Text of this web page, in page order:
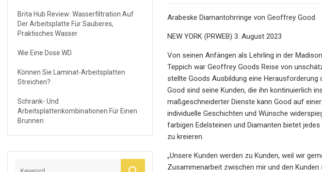
Brita Hub Review: Wasserfiltration Auf
Der Arbeitsplatte Für Sauberes,
Praktisches Wasser
Wie Eine Dose WD
Können Sie Laminat-Arbeitsplatten
Streichen?
Schrank- Und
Arbeitsplattenkombinationen Für Einen
Brunnen
Arabeske Diamantohrringe von Geoffrey Good
NEW YORK (PRWEB) 3. August 2023
Von seinen Anfängen als Lehrling in der
Teppich war Geoffrey Goods Reise von
stellte Goods Ausbildung eine
Good sind seine Kunden, die ihn kontinuierlich
maßgeschneiderter Dienste kann Good auf
individuelle Geschichten und Wünsche
farbigen Edelsteinen und Diamanten bietet
zu kreieren.
„Unsere Kunden werden zu Kunden, weil wir
Zusammenarbeit zwischen mir und den